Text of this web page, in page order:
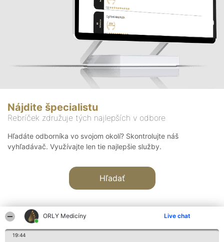
ORLY Medicíny Live chat
19:44
Nájdite špecialistu
Rebríček združuje tých najlepších v odbore
Hľadáte odborníka vo svojom okolí? Skontrolujte náš
vyhľadávač. Využívajte len tie najlepšie služby.
Hľadať